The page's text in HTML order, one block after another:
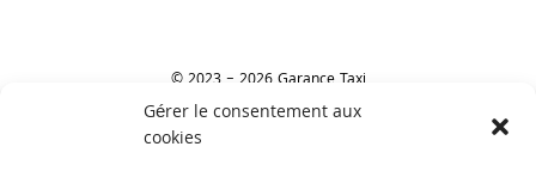
Gérer le consentement aux
cookies
© 2023 – 2026 Garance Taxi